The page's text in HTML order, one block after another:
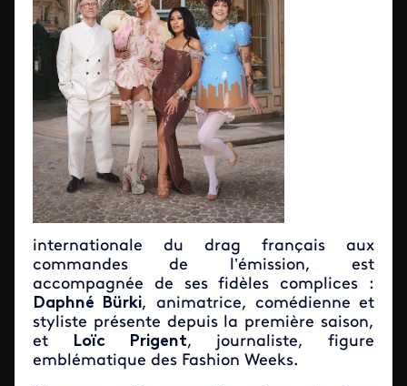
internationale du drag français aux
commandes de l’émission, est
accompagnée de ses fidèles complices :
Daphné Bürki, animatrice, comédienne et
styliste présente depuis la première saison,
et
Loïc Prigent, journaliste, figure
emblématique des Fashion Weeks.